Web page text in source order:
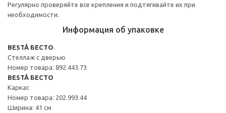
Регулярно проверяйте все крепления и подтягивайте их при
необходимости.
Информация об упаковке
BESTÅ БЕСТО
Стеллаж с дверью
Номер товара: 892.443.73
BESTÅ БЕСТО
Каркас
Номер товара: 202.993.44
Ширина: 41 см